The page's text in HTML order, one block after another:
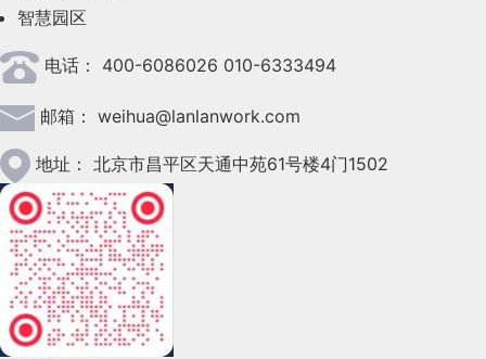
2023年4月(47)
2023年3月(37)
2023年2月(90)
2023年1月(78)
2022年12月(45)
2022年11月(69)
2022年10月(51)
2022年9月(135)
智慧园区
电话： 400-6086026 010-6333494
邮箱： weihua@lanlanwork.com
地址： 北京市昌平区天通中苑61号楼4门1502